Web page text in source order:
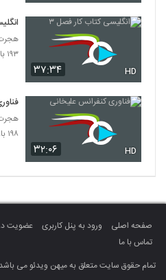
۳۷:۳۴ HD
هجرت
۱۹۳ بازدید
۳۲:۰۶ HD
هجرت
۱۹۸ بازدید
صفحه اصلی ورود به پنل کاربری عضویت
تماس با ما
تمام حقوق سایت متعلق به میهن ویدئو می